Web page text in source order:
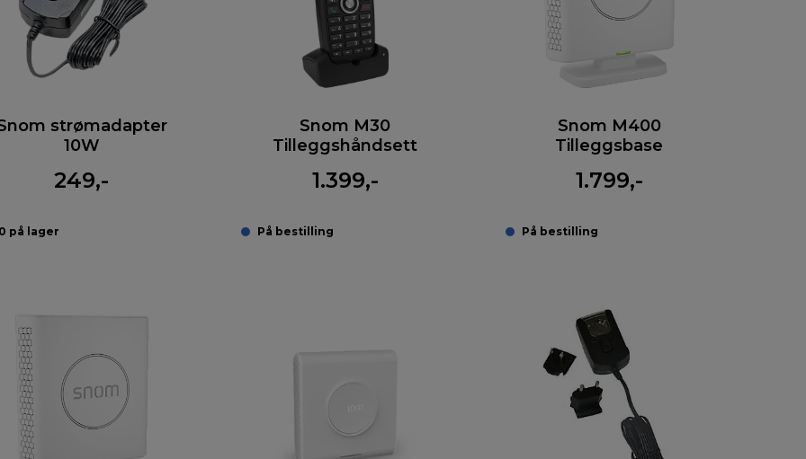
strømadapter
10W
249,-
på lager
Snom M30
Tilleggshåndsett
1.399,-
På bestilling
Snom M400
Tilleggsbase
1.799,-
På bestilling